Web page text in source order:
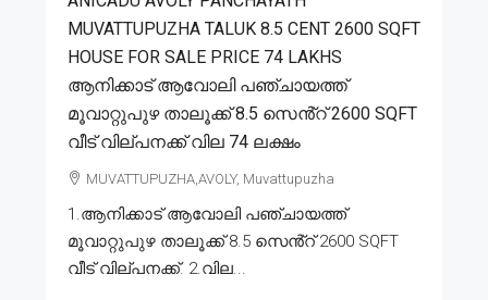
MUVATTUPUZHA TALUK 8.5 CENT 2600 SQFT
HOUSE FOR SALE PRICE 74 LAKHS
ആനിക്കാട് ആവോലി പഞ്ചായത്ത്
മൂവാറ്റുപുഴ താലൂക്ക് 8.5 സെൻ്റ് 2600 SQFT
വീട് വില്പനക്ക് വില 74 ലക്ഷം
MUVATTUPUZHA,AVOLY, Muvattupuzha
1.ആനിക്കാട് ആവോലി പഞ്ചായത്ത്
മൂവാറ്റുപുഴ താലൂക്ക് 8.5 സെൻ്റ് 2600 SQFT
വീട് വില്പനക്ക്. 2.വില...